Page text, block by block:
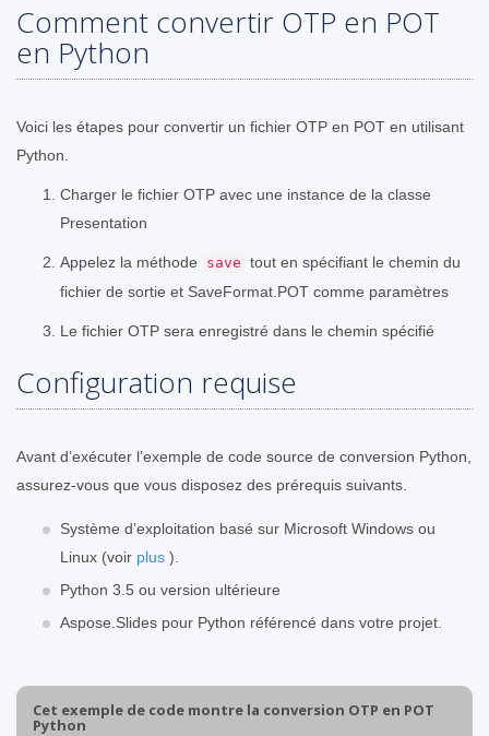
Comment convertir OTP en POT
en Python
Voici les étapes pour convertir un fichier OTP en POT en utilisant
Python.
Charger le fichier OTP avec une instance de la classe
Presentation
Appelez la méthode save tout en spécifiant le chemin du
fichier de sortie et SaveFormat.POT comme paramètres
Le fichier OTP sera enregistré dans le chemin spécifié
Configuration requise
Avant d’exécuter l’exemple de code source de conversion Python,
assurez-vous que vous disposez des prérequis suivants.
Système d’exploitation basé sur Microsoft Windows ou
Linux (voir plus ).
Python 3.5 ou version ultérieure
Aspose.Slides pour Python référencé dans votre projet.
Cet exemple de code montre la conversion OTP en POT
Python